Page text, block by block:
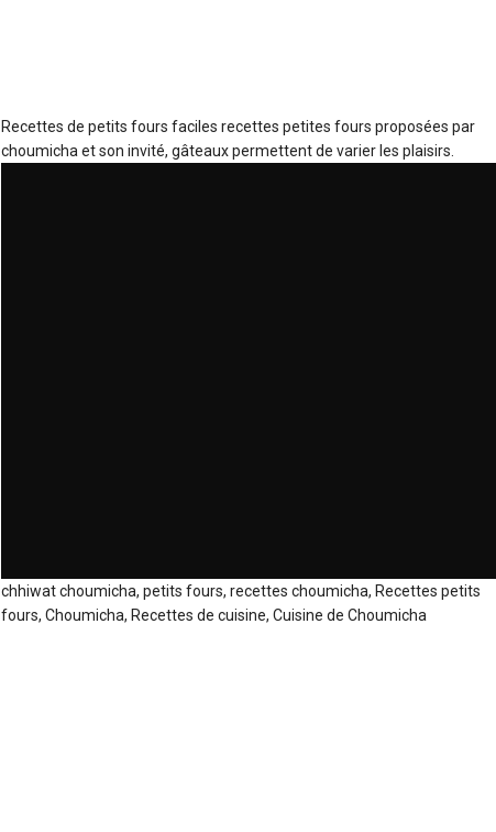
Recettes de petits fours faciles recettes petites fours proposées par
choumicha et son invité, gâteaux permettent de varier les plaisirs.
chhiwat choumicha, petits fours, recettes choumicha, Recettes petits
fours, Choumicha, Recettes de cuisine, Cuisine de Choumicha